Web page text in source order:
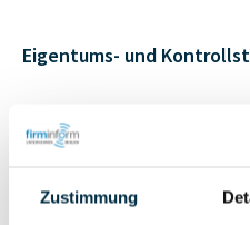
Zustimmung
Eigentums- und
Gesellschafterstruktur